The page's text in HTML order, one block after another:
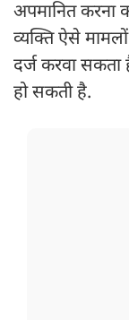
अपमानित करना
व्यक्ति ऐसे
दर्ज करवा सकता
हो सकती है.